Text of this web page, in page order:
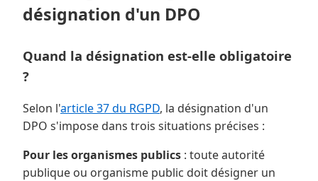
désignation d'un DPO
Quand la désignation est-elle obligatoire
?
Selon l'article 37 du RGPD, la désignation d'un
DPO s'impose dans trois situations précises :
Pour les organismes publics : toute autorité
publique ou organisme public doit désigner un